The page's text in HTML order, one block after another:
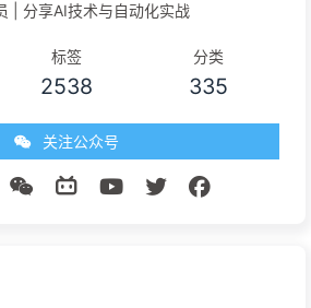
| 分享AI技术与自动化实战
标签
2538
分类
335
关注公众号